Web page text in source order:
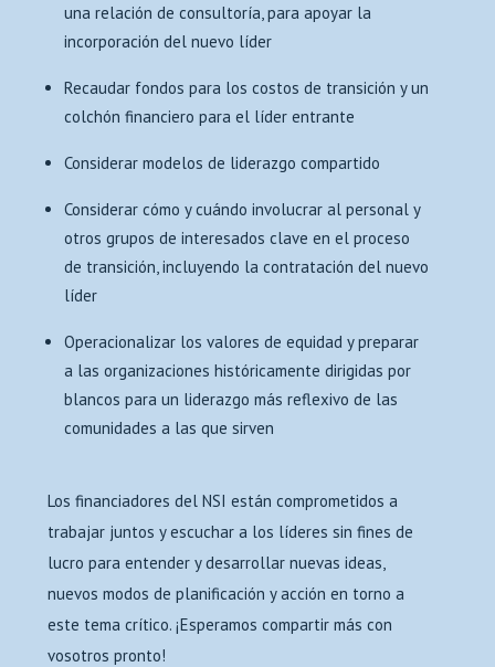
una relación de consultoría, para apoyar la
incorporación del nuevo líder
Recaudar fondos para los costos de transición y un
colchón financiero para el líder entrante
Considerar modelos de liderazgo compartido
Considerar cómo y cuándo involucrar al personal y
otros grupos de interesados clave en el proceso
de transición, incluyendo la contratación del nuevo
líder
Operacionalizar los valores de equidad y preparar
a las organizaciones históricamente dirigidas por
blancos para un liderazgo más reflexivo de las
comunidades a las que sirven
Los financiadores del NSI están comprometidos a
trabajar juntos y escuchar a los líderes sin fines de
lucro para entender y desarrollar nuevas ideas,
nuevos modos de planificación y acción en torno a
este tema crítico. ¡Esperamos compartir más con
vosotros pronto!